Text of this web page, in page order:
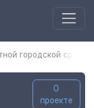
городской среды"
О
проекте